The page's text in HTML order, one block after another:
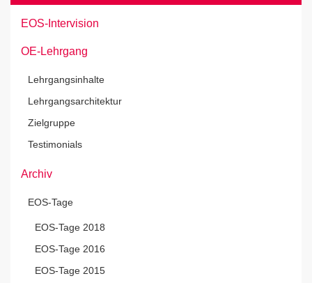
EOS-Intervision
OE-Lehrgang
Lehrgangsinhalte
Lehrgangsarchitektur
Zielgruppe
Testimonials
Archiv
EOS-Tage
EOS-Tage 2018
EOS-Tage 2016
EOS-Tage 2015